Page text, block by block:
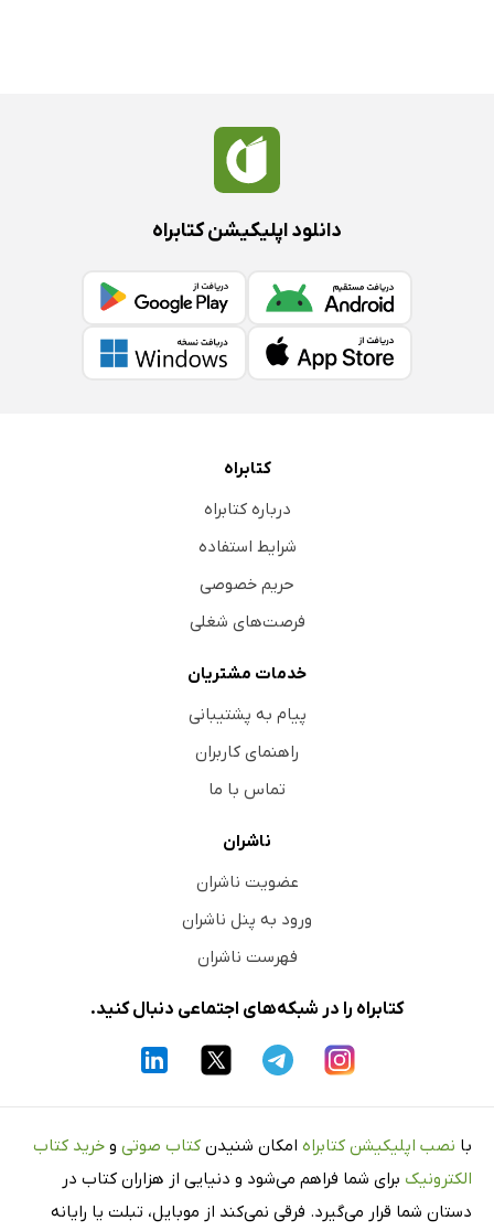
دانلود اپلیکیشن کتابراه
کتابراه
درباره کتابراه
شرایط استفاده
حریم خصوصی
فرصت‌های شغلی
خدمات مشتریان
پیام به پشتیبانی
راهنمای کاربران
تماس با ما
ناشران
عضویت ناشران
ورود به پنل ناشران
فهرست ناشران
کتابراه را در شبکه‌های اجتماعی دنبال کنید.
با نصب اپلیکیشن کتابراه امکان شنیدن کتاب صوتی و خرید کتاب
الکترونیک برای شما فراهم می‌شود و دنیایی از هزاران کتاب در
دستان شما قرار می‌گیرد. فرقی نمی‌کند از موبایل، تبلت یا رایانه